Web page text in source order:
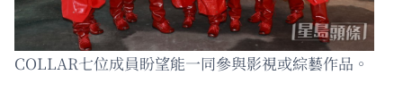
COLLAR七位成員盼望能一同參與影視或綜藝作品。